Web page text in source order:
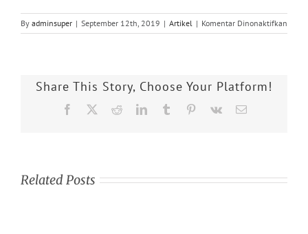
By adminsuper | September 12th, 2019 | Artikel | Komentar Dinonaktifkan
Share This Story, Choose Your Platform!
Facebook RedditLinkedInTumblr Pinterest
Vk Email
Related Posts